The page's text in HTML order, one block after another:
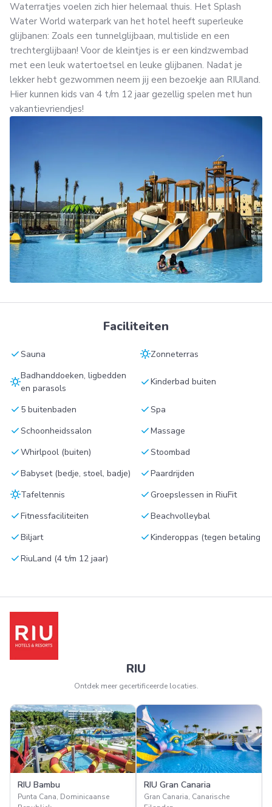
Waterratjes voelen zich hier helemaal thuis. Het Splash
Water World waterpark van het hotel heeft superleuke
glijbanen: Zoals een tunnelglijbaan, multislide en een
trechterglijbaan! Voor de kleintjes is er een kindzwembad
met een leuk watertoetsel en leuke glijbanen. Nadat je
lekker hebt gezwommen neem jij een bezoekje aan RIUland.
Hier kunnen kids van 4 t/m 12 jaar gezellig spelen met hun
vakantievriendjes!
Faciliteiten
checkSauna sunnyZonneterras
sunnyBadhanddoeken, ligbedden
en parasols
checkKinderbad buiten
check 5 buitenbaden checkSpa
checkSchoonheidssalon checkMassage
checkWhirlpool (buiten) checkStoombad
checkBabyset (bedje, stoel, badje) checkPaardrijden
sunnyTafeltennis check Groepslessen in RiuFit
checkFitnessfaciliteiten checkBeachvolleybal
checkBiljart checkKinderoppas (tegen betaling
checkRiuLand (4 t/m 12 jaar)
RIU
Ontdek meer gecertificeerde locaties.
RIU Bambu
Punta Cana, Dominicaanse
RIU Gran Canaria
Gran Canaria, Canarische